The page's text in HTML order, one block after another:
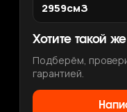
2959смЗ
Хотите такой
Подберём,
гарантией.